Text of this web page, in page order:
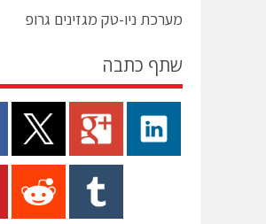
מערכת ניו-טק מגזינים גרופ
שתף כתבה